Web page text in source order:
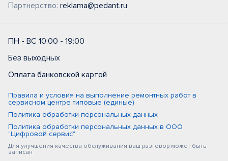
Партнерство: reklama@pedant.ru
ПН - ВС 10:00 - 19:00
Без выходных
Оплата банковской картой
Правила и условия на выполнение ремонтных работ в
сервисном центре типовые (единые)
Политика обработки персональных данных
Политика обработки персональных данных в ООО
"Цифровой сервис"
Для улучшения качества обслуживания ваш разговор может быть
записан